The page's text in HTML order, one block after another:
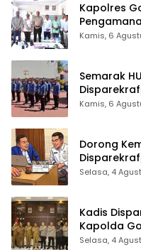
Kapolres
Perkuat
Kamis, 6
Semarak
Kamis, 6
Dorong
Para Aleg
Selasa, 4
Kadis
Kapolda
Sukseskan
Selasa, 4